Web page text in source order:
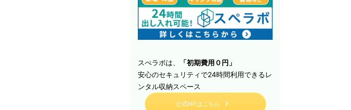
スぺラボは、
「初期費用０円」
安心のセキュリティで24時間利用できるレ
ンタル収納スペース
公式HPはこちら